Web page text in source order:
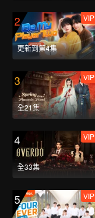
2
更新到第4集
VIP
3
全21集
VIP
4
全33集
VIP
5 VIP